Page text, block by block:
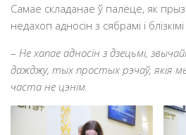
Самае складанае ў палёце, як
недахоп адносін з сябрамі і
– Не хапае адносін з дзецьмі,
дажджу, тых простых рэчаў, якія
часта не цэнім.